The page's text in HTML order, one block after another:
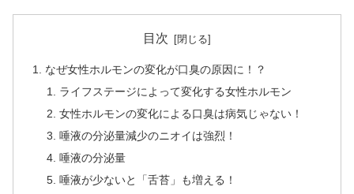
目次
なぜ女性ホルモンの変化が口臭の原因に！？
ライフステージによって変化する女性ホルモン
女性ホルモンの変化による口臭は病気じゃない！
唾液の分泌量減少のニオイは強烈！
唾液の分泌量
唾液が少ないと「舌苔」も増える！